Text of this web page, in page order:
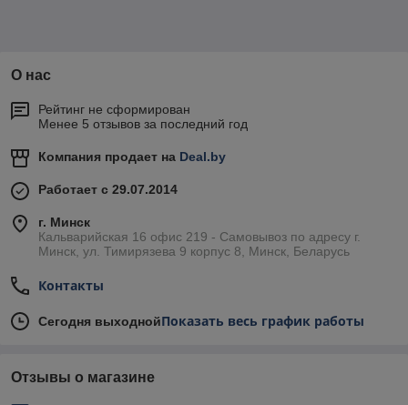
О нас
Рейтинг не сформирован
Менее 5 отзывов за последний год
Компания продает на Deal.by
Работает с 29.07.2014
г. Минск
Кальварийская 16 офис 219 - Самовывоз по адресу г.
Минск, ул. Тимирязева 9 корпус 8, Минск, Беларусь
Контакты
Сегодня выходнойПоказать весь график работы
Отзывы о магазине